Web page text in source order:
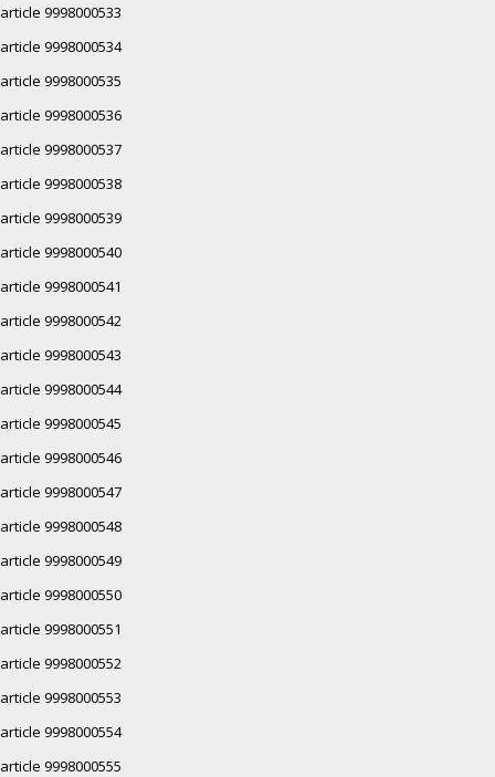
article 9998000533
article 9998000534
article 9998000535
article 9998000536
article 9998000537
article 9998000538
article 9998000539
article 9998000540
article 9998000541
article 9998000542
article 9998000543
article 9998000544
article 9998000545
article 9998000546
article 9998000547
article 9998000548
article 9998000549
article 9998000550
article 9998000551
article 9998000552
article 9998000553
article 9998000554
article 9998000555